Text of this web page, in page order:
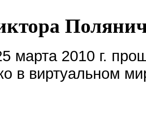
марта 2010 г.
в виртуальном